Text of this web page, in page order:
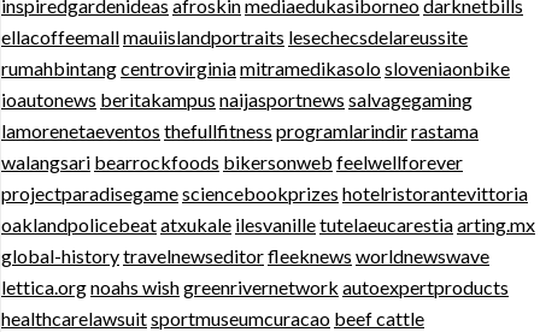
inspiredgardenideas afroskinmediaedukasiborneodarknetbills
ellacoffeemallmauiislandportraits lesechecsdelareussite
rumahbintangcentrovirginiamitramedikasolosloveniaonbike
ioautonews beritakampus naijasportnews salvagegaming
lamorenetaeventos thefullfitness programlarindirrastama
walangsari bearrockfoods bikersonweb feelwellforever
projectparadisegamesciencebookprizes hotelristorantevittoria
oaklandpolicebeatatxukale ilesvanilletutelaeucarestiaarting.mx
global-historytravelnewseditorfleeknews worldnewswave
lettica.orgnoahs wishgreenrivernetwork autoexpertproducts
healthcarelawsuitsportmuseumcuracao beef cattle